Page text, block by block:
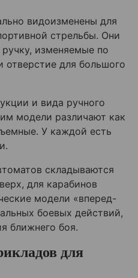
видоизменены для
стрельбы. Они
изменяемые по
отверстие для большого
и вида ручного
модели различают как
У каждой есть
складываются
для карабинов
модели «вперед-
боевых действий,
ближнего боя.
для